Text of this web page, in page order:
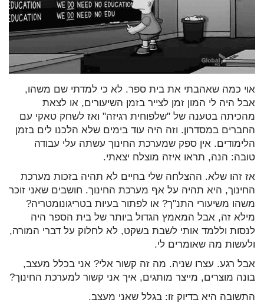
אוי כמה שאהבתי את בית ספר. לא כי למדתי שם משהו,
אבל היה לי המון זמן לצייר בזמן השיעורים, או לצאת
מהכיתה בטענה של "שלפוחית רגיזה" ואז לשחק טאקי עם
החברים במסדרון. וזה היה עוד בימים שלא הלכנו לים בזמן
הלימודים. אין ספק שמערכת החינוך עשתה עלי עבודה
טובה: הנה, תראו איזה מוצלח יצאתי.
אז זהו שלא. ההצלחה שלי בחיים לא תהיה בזכות מערכת
החינוך, היא תהיה על אף מערכת החינוך. חושבים שאני זוכר
משהו משיעורי התנ"ך? או לפתור בעיות בטריגונומטריה?
מילא זה, אבל המאמץ הגדול ביותר של בית הספר היה
לנסות וללמד אותי לשבת בשקט, לא לחלוק על דברי המורה,
ולעשות מה שאומרים לי.
אבל רגע. עצרו שניה. מה זה קשור אלי? אני בכלל מעצב,
בונה מוצרים, מייצר מותגים, איך אני קשור למערכת החינוך?
התשובה היא בדיוק זו: בגלל שאני מעצב.